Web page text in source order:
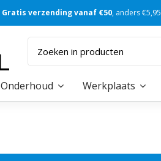
Gratis verzending vanaf €50, anders €5,95
Onderhoud Werkplaats